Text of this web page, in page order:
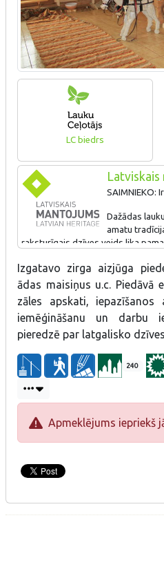
LC biedrs
SAIMNIEKO:
Dažādas
amatu
raksturīgais dzīves veids lika
“Apkalnmājās” izgatavo zirga
jostas, ādas maisiņus u.c.
zāles un amatu darbnīcas apskati,
izstrādājumu tapšanas
izstrādājuma tapšanā un
noorganizēt meistarklasi un amatu
Izgatavo zirga aizjūga
ādas maisiņus u.c. Piedāvā
zāles apskati,
iemēģināšanu un darbu
pieredzē par latgalisko
240
Apmeklējums iepriekš